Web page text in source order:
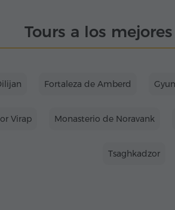
Tours a los
Fortaleza de Amberd
Virap Monasterio de Noravank
Tsaghkadzor